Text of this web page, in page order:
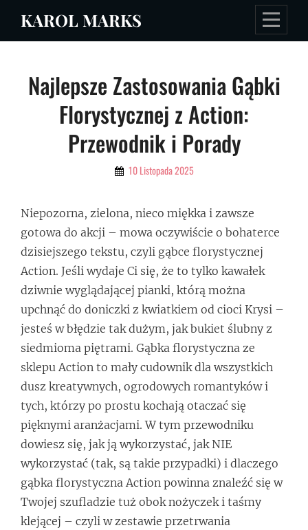
KAROL MARKS
Najlepsze Zastosowania Gąbki
Florystycznej z Action:
Przewodnik i Porady
By 10 Listopada 2025
Niepozorna, zielona, nieco miękka i zawsze
gotowa do akcji – mowa oczywiście o bohaterce
dzisiejszego tekstu, czyli gąbce florystycznej
Action. Jeśli wydaje Ci się, że to tylko kawałek
dziwnie wyglądającej pianki, którą można
upchnąć do doniczki z kwiatkiem od cioci Krysi –
jesteś w błędzie tak dużym, jak bukiet ślubny z
siedmioma piętrami. Gąbka florystyczna ze
sklepu Action to mały cudownik dla wszystkich
dusz kreatywnych, ogrodowych romantyków i
tych, którzy po prostu kochają otaczać się
pięknymi aranżacjami. W tym przewodniku
dowiesz się, jak ją wykorzystać, jak NIE
wykorzystać (tak, są takie przypadki) i dlaczego
gąbka florystyczna Action powinna znaleźć się w
Twojej szufladzie tuż obok nożyczek i taśmy
klejącej – czyli w zestawie przetrwania
Nawigacja
wpisu